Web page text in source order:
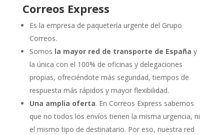
Correos Express
Es la empresa de paquetería urgente del Grupo
Correos.
Somos la mayor red de transporte de España y
la única con el 100% de oficinas y delegaciones
propias, ofreciéndote más seguridad, tiempos de
respuesta más rápidos y mayor flexibilidad.
Una amplia oferta. En Correos Express sabemos
que no todos los envíos tienen la misma urgencia, ni
el mismo tipo de destinatario. Por eso, nuestra red